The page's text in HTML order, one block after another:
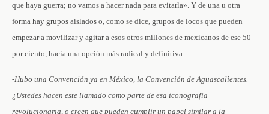
que haya guerra; no vamos a hacer nada para evitarla». Y de una u otra
forma hay grupos aislados o, como se dice, grupos de locos que pueden
empezar a movilizar y agitar a esos otros millones de mexicanos de ese 50
por ciento, hacia una opción más radical y definitiva.
-Hubo una Convención ya en México, la Convención de Aguascalientes.
¿Ustedes hacen este llamado como parte de esa iconografía
revolucionaria, o creen que pueden cumplir un papel similar a la